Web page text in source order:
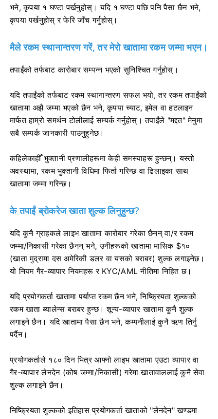
भने, कृपया १ घण्टा पर्खनुहोस्। यदि १ घण्टा पछि पनि पैसा छैन भने,
कृपया पर्खनुहोस् र फेरि जाँच गर्नुहोस्।
मैले रकम स्थानान्तरण गरें, तर मेरो खातामा रकम जम्मा भएन।
तपाईंको तर्फबाट कारोबार सम्पन्न भएको सुनिश्चित गर्नुहोस्।
यदि तपाईंको तर्फबाट रकम स्थानान्तरण सफल भयो, तर रकम तपाईंको
खातामा अझै जम्मा भएको छैन भने, कृपया च्याट, इमेल वा हटलाइन
मार्फत हाम्रो समर्थन टोलीलाई सम्पर्क गर्नुहोस्। तपाईंले "मद्दत" मेनुमा
सबै सम्पर्क जानकारी पाउनुहुनेछ।
कहिलेकाहीँ भुक्तानी प्रणालीहरूमा केही समस्याहरू हुन्छन्। यस्तो
अवस्थामा, रकम भुक्तानी विधिमा फिर्ता गरिन्छ वा ढिलाइका साथ
खातामा जम्मा गरिन्छ।
के तपाईं ब्रोकरेज खाता शुल्क लिनुहुन्छ?
यदि कुनै ग्राहकले लाइभ खातामा कारोबार गरेका छैनन् वा/र रकम
जम्मा/निकासी गरेका छैनन् भने, उनीहरूको खातामा मासिक $१०
(खाता मुद्रामा दस अमेरिकी डलर वा यसको बराबर) शुल्क लगाइनेछ।
यो नियम गैर-व्यापार नियमहरू र KYC/AML नीतिमा निहित छ।
यदि प्रयोगकर्ता खातामा पर्याप्त रकम छैन भने, निष्क्रियता शुल्कको
रकम खाता ब्यालेन्स बराबर हुन्छ। शून्य-व्यापार खातामा कुनै शुल्क
लगाइने छैन। यदि खातामा पैसा छैन भने, कम्पनीलाई कुनै ऋण तिर्नु
पर्दैन।
प्रयोगकर्ताले १८० दिन भित्र आफ्नो लाइभ खातामा एउटा व्यापार वा
गैर-व्यापार लेनदेन (कोष जम्मा/निकासी) गरेमा खातावाललाई कुनै सेवा
शुल्क लगाइने छैन।
निष्क्रियता शुल्कको इतिहास प्रयोगकर्ता खाताको "लेनदेन" खण्डमा